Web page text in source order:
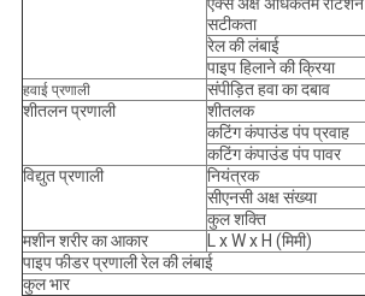
एक्स अक्ष अधिकतम रोटेशन
सटीकता
रेल की लंबाई
पाइप हिलाने की क्रिया
हवाई प्रणाली संपीड़ित हवा का दबाव
शीतलन प्रणाली
शीतलक
कटिंग कंपाउंड पंप प्रवाह
कटिंग कंपाउंड पंप पावर
विद्युत प्रणाली
नियंत्रक
सीएनसी अक्ष संख्या
कुल शक्ति
मशीन शरीर का आकार
L x W x H (मिमी)
पाइप फीडर प्रणाली रेल की लंबाई
कुल भार